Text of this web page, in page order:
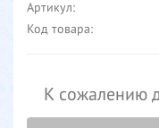
Артикул:
Код товара:
К сожалению